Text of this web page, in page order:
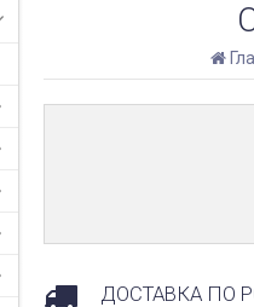
ДОСТАВКА ПО